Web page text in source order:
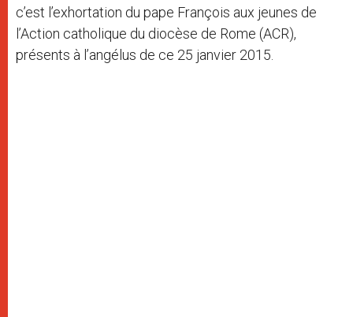
c’est l’exhortation du pape François aux jeunes de
l’Action catholique du diocèse de Rome (ACR),
présents à l’angélus de ce 25 janvier 2015.